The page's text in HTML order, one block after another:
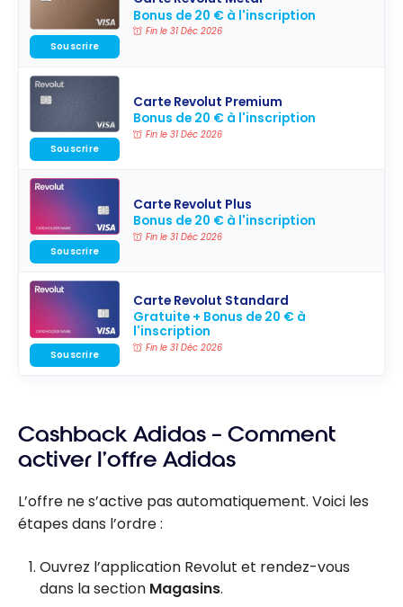
Bonus de 20 € à l'inscription
Fin le 31 Déc 2026
Souscrire
Carte Revolut Premium
Bonus de 20 € à l'inscription
Fin le 31 Déc 2026
Souscrire
Carte Revolut Plus
Bonus de 20 € à l'inscription
Fin le 31 Déc 2026
Souscrire
Carte Revolut Standard
Gratuite + Bonus de 20 € à
l'inscription
Fin le 31 Déc 2026
Souscrire
Cashback Adidas – Comment
activer l’offre Adidas
L’offre ne s’active pas automatiquement. Voici les
étapes dans l’ordre :
Ouvrez l’application Revolut et rendez-vous
dans la section Magasins.